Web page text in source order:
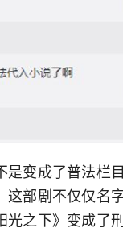
变成了普法栏
部剧不仅仅名
之下》变成了